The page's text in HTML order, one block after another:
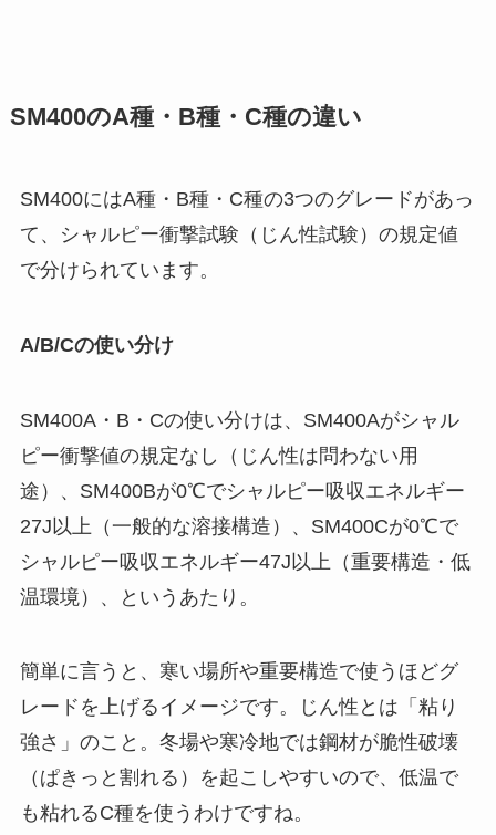
SM400のA種・B種・C種の違い
SM400にはA種・B種・C種の3つのグレードがあっ
て、シャルピー衝撃試験（じん性試験）の規定値
で分けられています。
A/B/Cの使い分け
SM400A・B・Cの使い分けは、SM400Aがシャル
ピー衝撃値の規定なし（じん性は問わない用
途）、SM400Bが0℃でシャルピー吸収エネルギー
27J以上（一般的な溶接構造）、SM400Cが0℃で
シャルピー吸収エネルギー47J以上（重要構造・低
温環境）、というあたり。
簡単に言うと、寒い場所や重要構造で使うほどグ
レードを上げるイメージです。じん性とは「粘り
強さ」のこと。冬場や寒冷地では鋼材が脆性破壊
（ぱきっと割れる）を起こしやすいので、低温で
も粘れるC種を使うわけですね。